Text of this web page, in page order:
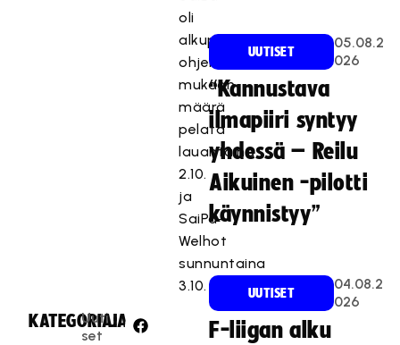
oli
alkuperäisen
ohjelman
mukaan
määrä
pelata
lauantaina
2.10.
ja
SaiPa–
Welhot
sunnuntaina
3.10.
KATEGORIA:
Uuti
set
JAA:
UUTISET
05.08.2
026
“Kannustava
ilmapiiri syntyy
yhdessä – Reilu
Aikuinen -pilotti
käynnistyy”
UUTISET
04.08.2
026
F-liigan alku